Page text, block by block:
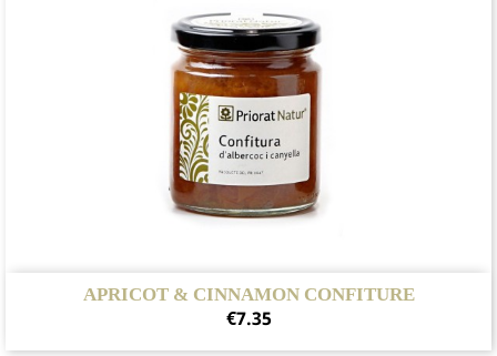
APRICOT & CINNAMON CONFITURE
Price
€7.35